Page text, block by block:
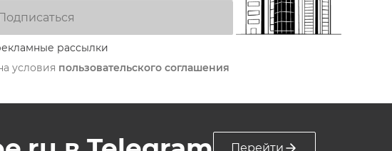
рассылки
условия пользовательского соглашения
Перейти